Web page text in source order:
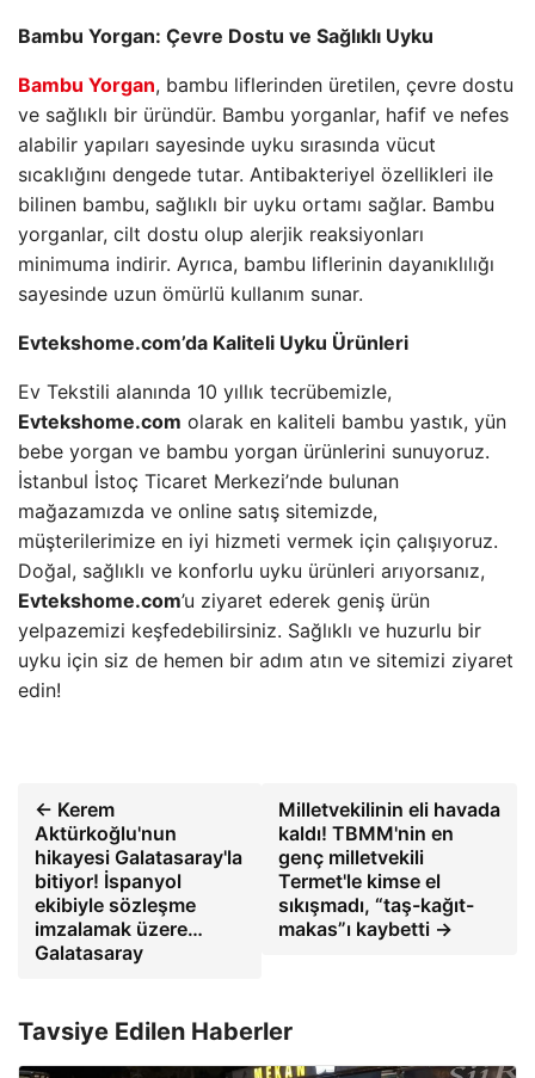
Bambu Yorgan: Çevre Dostu ve Sağlıklı Uyku
Bambu Yorgan, bambu liflerinden üretilen, çevre dostu
ve sağlıklı bir üründür. Bambu yorganlar, hafif ve nefes
alabilir yapıları sayesinde uyku sırasında vücut
sıcaklığını dengede tutar. Antibakteriyel özellikleri ile
bilinen bambu, sağlıklı bir uyku ortamı sağlar. Bambu
yorganlar, cilt dostu olup alerjik reaksiyonları
minimuma indirir. Ayrıca, bambu liflerinin dayanıklılığı
sayesinde uzun ömürlü kullanım sunar.
Evtekshome.com’da Kaliteli Uyku Ürünleri
Ev Tekstili alanında 10 yıllık tecrübemizle,
Evtekshome.com olarak en kaliteli bambu yastık, yün
bebe yorgan ve bambu yorgan ürünlerini sunuyoruz.
İstanbul İstoç Ticaret Merkezi’nde bulunan
mağazamızda ve online satış sitemizde,
müşterilerimize en iyi hizmeti vermek için çalışıyoruz.
Doğal, sağlıklı ve konforlu uyku ürünleri arıyorsanız,
Evtekshome.com’u ziyaret ederek geniş ürün
yelpazemizi keşfedebilirsiniz. Sağlıklı ve huzurlu bir
uyku için siz de hemen bir adım atın ve sitemizi ziyaret
edin!
← Kerem
Aktürkoğlu'nun
hikayesi Galatasaray'la
bitiyor! İspanyol
ekibiyle sözleşme
imzalamak üzere…
Galatasaray
Milletvekilinin eli havada
kaldı! TBMM'nin en
genç milletvekili
Termet'le kimse el
sıkışmadı, “taş-kağıt-
makas”ı kaybetti →
Tavsiye Edilen Haberler